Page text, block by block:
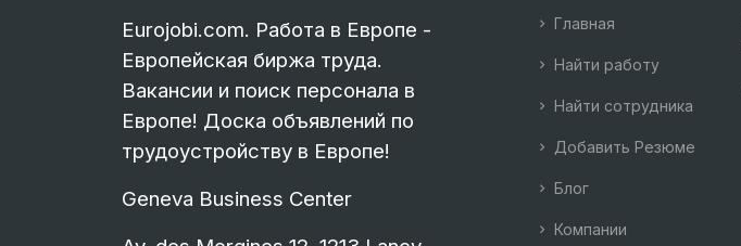
Eurojobi.com. Работа в Европе -
Европейская биржа труда.
Вакансии и поиск персонала в
Европе! Доска объявлений по
трудоустройству в Европе!
Geneva Business Center
Главная
Найти работу
Найти сотрудника
Добавить Резюме
Блог
Компании